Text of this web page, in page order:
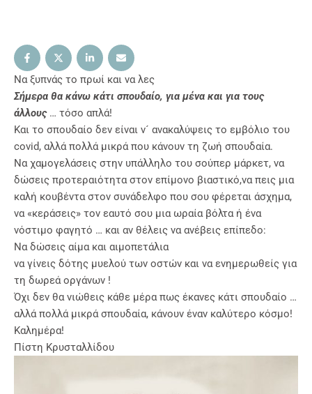
Να ξυπνάς το πρωί και να λες
Σήμερα θα κάνω κάτι σπουδαίο, για μένα και για τους
άλλους… τόσο απλά!
Και το σπουδαίο δεν είναι ν´ ανακαλύψεις το εμβόλιο του
covid, αλλά πολλά μικρά που κάνουν τη ζωή σπουδαία.
Να χαμογελάσεις στην υπάλληλο του σούπερ μάρκετ, να
δώσεις προτεραιότητα στον επίμονο βιαστικό,να πεις μια
καλή κουβέντα στον συνάδελφο που σου φέρεται άσχημα,
να «κεράσεις» τον εαυτό σου μια ωραία βόλτα ή ένα
νόστιμο φαγητό … και αν θέλεις να ανέβεις επίπεδο:
Να δώσεις αίμα και αιμοπετάλια
να γίνεις δότης μυελού των οστών και να ενημερωθείς για
τη δωρεά οργάνων !
Όχι δεν θα νιώθεις κάθε μέρα πως έκανες κάτι σπουδαίο …
αλλά πολλά μικρά σπουδαία, κάνουν έναν καλύτερο κόσμο!
Καλημέρα!
Πίστη Κρυσταλλίδου